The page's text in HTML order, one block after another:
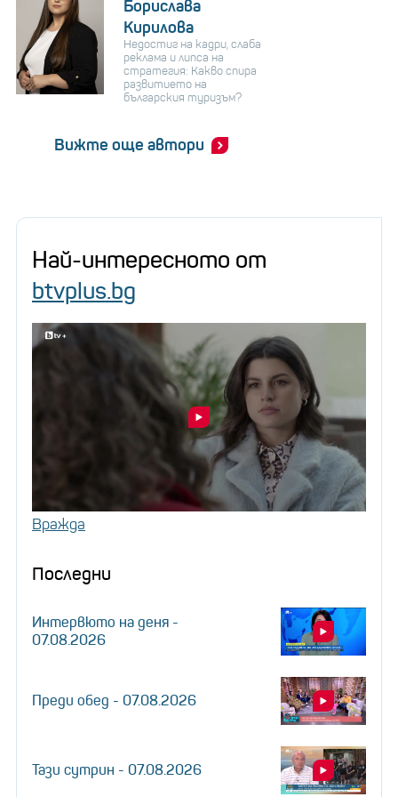
Борислава
Кирилова
Недостиг на кадри, слаба
реклама и липса на
стратегия: Какво спира
развитието на
българския туризъм?
Вижте още автори
Най-интересното от
btvplus.bg
Вражда
Последни
Интервюто на деня -
07.08.2026
Преди обед - 07.08.2026
Тази сутрин - 07.08.2026